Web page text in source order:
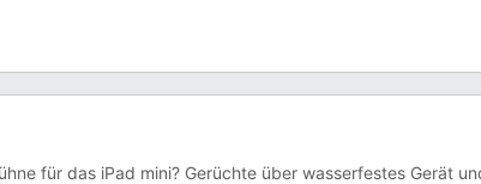
für das iPad mini? Gerüchte über wasserfestes Gerät